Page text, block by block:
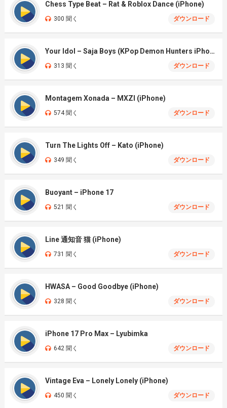
Chess Type Beat – Rat & Roblox Dance (iPhone)
300 聞く ダウンロード
Your Idol – Saja Boys (KPop Demon Hunters iPhone)
313 聞く ダウンロード
Montagem Xonada – MXZI (iPhone)
574 聞く ダウンロード
Turn The Lights Off – Kato (iPhone)
349 聞く ダウンロード
Buoyant – iPhone 17
521 聞く ダウンロード
Line 通知音 猫 (iPhone)
731 聞く ダウンロード
HWASA – Good Goodbye (iPhone)
328 聞く ダウンロード
iPhone 17 Pro Max – Lyubimka
642 聞く ダウンロード
Vintage Eva – Lonely Lonely (iPhone)
450 聞く ダウンロード